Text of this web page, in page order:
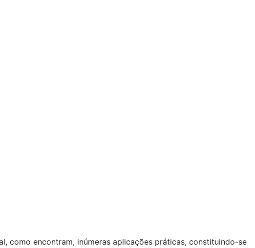
como encontram, inúmeras aplicações práticas, constituindo-se